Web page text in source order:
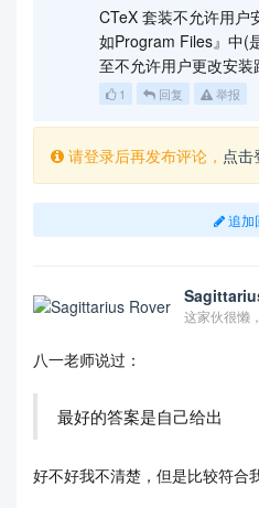
CTeX 套装不允许用户
如Program Files』中(
至不允许用户更改安
1 回复 举报
请登录后再发布评论， 点击
追加
这家伙很懒
八一老师说过：
最好的答案是自己给出
好不好我不清楚，但是比较符合